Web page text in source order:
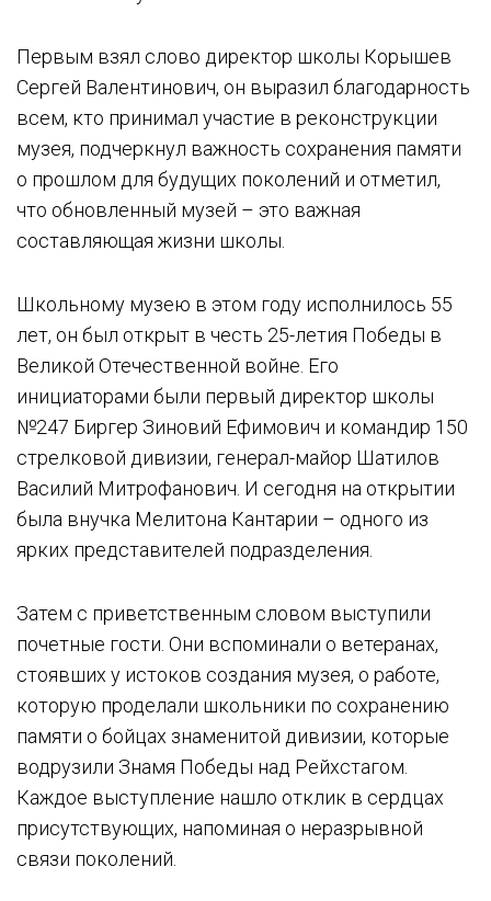
Первым взял слово директор школы Корышев
Сергей Валентинович, он выразил благодарность
всем, кто принимал участие в реконструкции
музея, подчеркнул важность сохранения памяти
о прошлом для будущих поколений и отметил,
что обновленный музей – это важная
составляющая жизни школы.
Школьному музею в этом году исполнилось 55
лет, он был открыт в честь 25-летия Победы в
Великой Отечественной войне. Его
инициаторами были первый директор школы
№247 Биргер Зиновий Ефимович и командир 150
стрелковой дивизии, генерал-майор Шатилов
Василий Митрофанович. И сегодня на открытии
была внучка Мелитона Кантарии – одного из
ярких представителей подразделения.
Затем с приветственным словом выступили
почетные гости. Они вспоминали о ветеранах,
стоявших у истоков создания музея, о работе,
которую проделали школьники по сохранению
памяти о бойцах знаменитой дивизии, которые
водрузили Знамя Победы над Рейхстагом.
Каждое выступление нашло отклик в сердцах
присутствующих, напоминая о неразрывной
связи поколений.